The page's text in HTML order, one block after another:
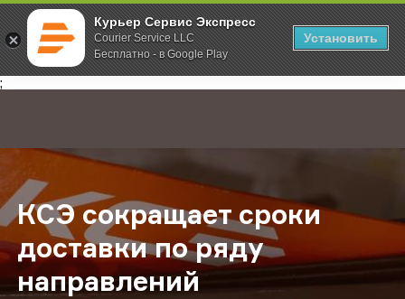
Курьер Сервис Экспресс
Courier Service LLC
Бесплатно - в Google Play
Установить
;
Главная О компании Новости КСЭ сокращает сроки доставки
КСЭ сокращает сроки
доставки по ряду
направлений